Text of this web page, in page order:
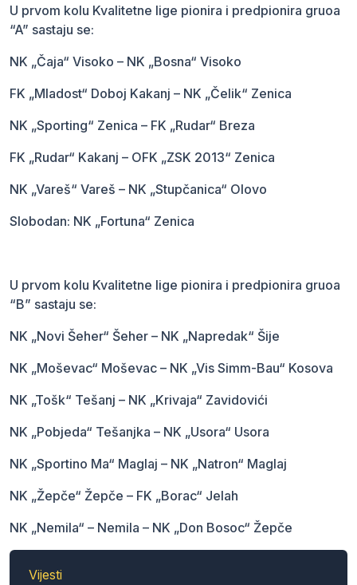
U prvom kolu Kvalitetne lige pionira i predpionira gruoa
“A” sastaju se:
NK „Čaja“ Visoko – NK „Bosna“ Visoko
FK „Mladost“ Doboj Kakanj – NK „Čelik“ Zenica
NK „Sporting“ Zenica – FK „Rudar“ Breza
FK „Rudar“ Kakanj – OFK „ZSK 2013“ Zenica
NK „Vareš“ Vareš – NK „Stupčanica“ Olovo
Slobodan: NK „Fortuna“ Zenica
U prvom kolu Kvalitetne lige pionira i predpionira gruoa
“B” sastaju se:
NK „Novi Šeher“ Šeher – NK „Napredak“ Šije
NK „Moševac“ Moševac – NK „Vis Simm-Bau“ Kosova
NK „Tošk“ Tešanj – NK „Krivaja“ Zavidovići
NK „Pobjeda“ Tešanjka – NK „Usora“ Usora
NK „Sportino Ma“ Maglaj – NK „Natron“ Maglaj
NK „Žepče“ Žepče – FK „Borac“ Jelah
NK „Nemila“ – Nemila – NK „Don Bosoc“ Žepče
Vijesti